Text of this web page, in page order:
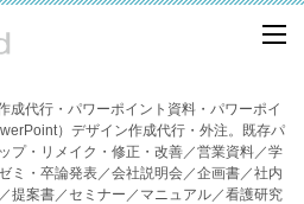
成代行・パワーポイント資料・パワーポイ
）デザイン作成代行・外注。既存パ
プ・リメイク・修正・改善／営業資料／学
ミ・卒論発表／会社説明会／企画書／社内
提案書／セミナー／マニュアル／看護研究